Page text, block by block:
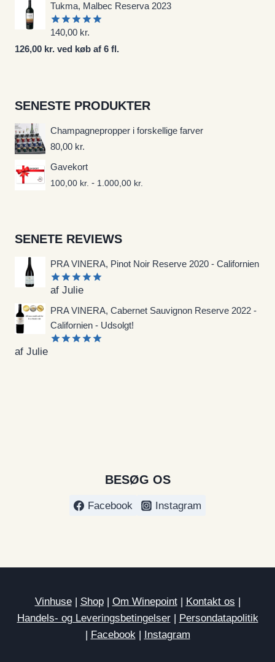
Tukma, Malbec Reserva 2023
Vurderet
5.00ud af
5
140,00 kr.
126,00 kr. ved køb af 6 fl.
SENESTE PRODUKTER
Champagnepropper i forskellige farver
80,00 kr.
Gavekort
100,00 kr. - 1.000,00 kr.
SENETE REVIEWS
PRA VINERA, Pinot Noir Reserve 2020 - Californien
Vurderet
af Julie
PRA VINERA, Cabernet Sauvignon Reserve 2022 -
Californien - Udsolgt!
af Julie
BESØG OS
Facebook Instagram
Vinhuse| Shop| Om Winepoint| Kontakt os |
Handels- og Leveringsbetingelser| Persondatapolitik
| Facebook| Instagram